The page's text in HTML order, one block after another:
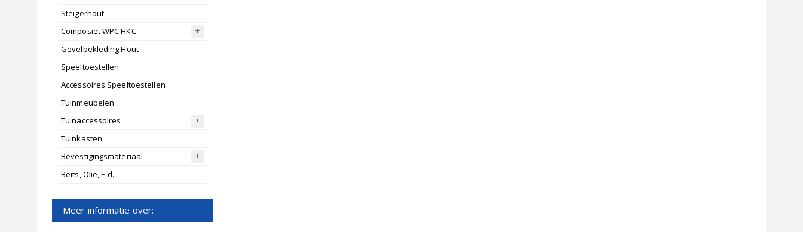
Steigerhout
Composiet WPC HKC
Gevelbekleding Hout
Speeltoestellen
Accessoires Speeltoestellen
Tuinmeubelen
Tuinaccessoires
Tuinkasten
Bevestigingsmateriaal
Beits, Olie, E.d.
Meer informatie over: